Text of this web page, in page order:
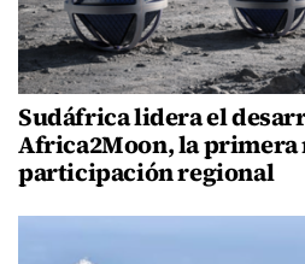
Sudáfrica lidera el
Africa2Moon, la
participación regional